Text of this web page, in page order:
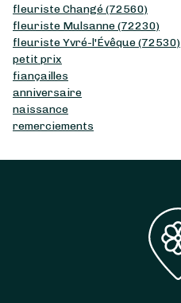
fleuriste Changé (72560)
fleuriste Mulsanne (72230)
fleuriste Yvré-l'Évêque (72530)
petit prix
fiançailles
anniversaire
naissance
remerciements